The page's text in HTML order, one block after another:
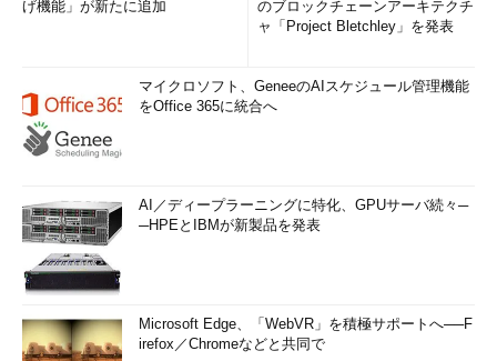
次回はシステムの障害発生に備えて、普段からどのようにシス
げ機能」が新たに追加
のブロックチェーンアーキテクチ
ャ「Project Bletchley」を発表
マイクロソフト、GeneeのAIスケジュール管理機能
をOffice 365に統合へ
AI／ディープラーニングに特化、GPUサーバ続々─
─HPEとIBMが新製品を発表
Microsoft Edge、「WebVR」を積極サポートへ──F
irefox／Chromeなどと共同で